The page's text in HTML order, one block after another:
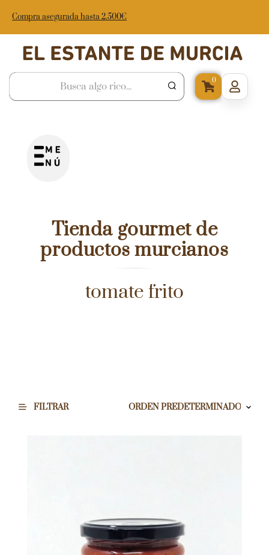
Compra asegurada hasta 2.500€
0
Tienda gourmet de
productos murcianos
tomate frito
FILTRAR